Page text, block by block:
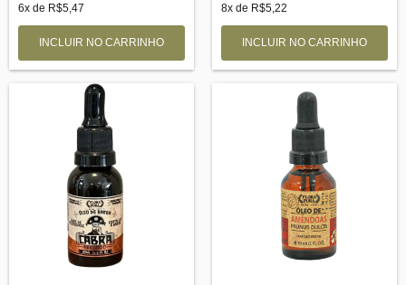
6x de R$5,47 8x de R$5,22